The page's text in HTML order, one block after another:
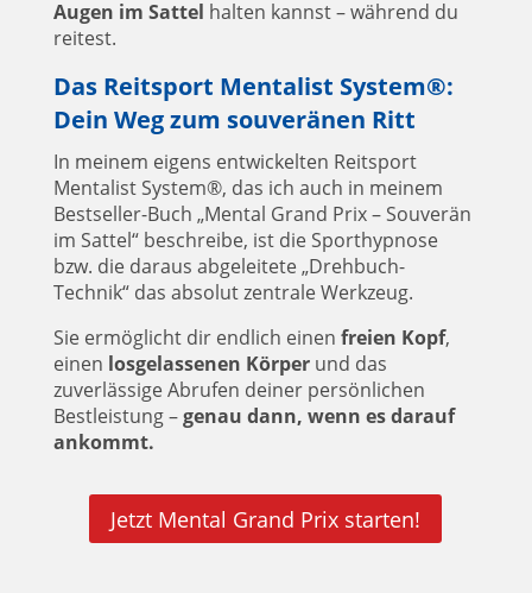
Augen im Sattel halten kannst – während du
reitest.
Das Reitsport Mentalist System®:
Dein Weg zum souveränen Ritt
In meinem eigens entwickelten Reitsport
Mentalist System®, das ich auch in meinem
Bestseller-Buch „Mental Grand Prix – Souverän
im Sattel“ beschreibe, ist die Sporthypnose
bzw. die daraus abgeleitete „Drehbuch-
Technik“ das absolut zentrale Werkzeug.
Sie ermöglicht dir endlich einen freien Kopf,
einen losgelassenen Körperund das
zuverlässige Abrufen deiner persönlichen
Bestleistung –genau dann, wenn es darauf
ankommt.
Jetzt Mental Grand Prix starten!